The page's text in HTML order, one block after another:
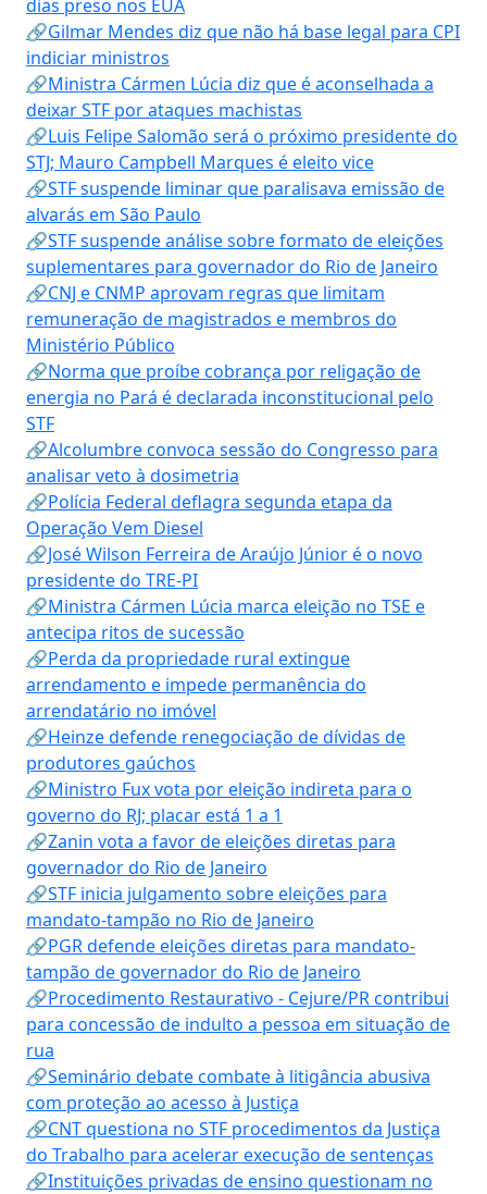
dias preso nos EUA
🔗Gilmar Mendes diz que não há base legal para CPI
indiciar ministros
🔗Ministra Cármen Lúcia diz que é aconselhada a
deixar STF por ataques machistas
🔗Luis Felipe Salomão será o próximo presidente do
STJ; Mauro Campbell Marques é eleito vice
🔗STF suspende liminar que paralisava emissão de
alvarás em São Paulo
🔗STF suspende análise sobre formato de eleições
suplementares para governador do Rio de Janeiro
🔗CNJ e CNMP aprovam regras que limitam
remuneração de magistrados e membros do
Ministério Público
🔗Norma que proíbe cobrança por religação de
energia no Pará é declarada inconstitucional pelo
STF
🔗Alcolumbre convoca sessão do Congresso para
analisar veto à dosimetria
🔗Polícia Federal deflagra segunda etapa da
Operação Vem Diesel
🔗José Wilson Ferreira de Araújo Júnior é o novo
presidente do TRE-PI
🔗Ministra Cármen Lúcia marca eleição no TSE e
antecipa ritos de sucessão
🔗Perda da propriedade rural extingue
arrendamento e impede permanência do
arrendatário no imóvel
🔗Heinze defende renegociação de dívidas de
produtores gaúchos
🔗Ministro Fux vota por eleição indireta para o
governo do RJ; placar está 1 a 1
🔗Zanin vota a favor de eleições diretas para
governador do Rio de Janeiro
🔗STF inicia julgamento sobre eleições para
mandato-tampão no Rio de Janeiro
🔗PGR defende eleições diretas para mandato-
tampão de governador do Rio de Janeiro
🔗Procedimento Restaurativo - Cejure/PR contribui
para concessão de indulto a pessoa em situação de
rua
🔗Seminário debate combate à litigância abusiva
com proteção ao acesso à Justiça
🔗CNT questiona no STF procedimentos da Justiça
do Trabalho para acelerar execução de sentenças
🔗Instituições privadas de ensino questionam no